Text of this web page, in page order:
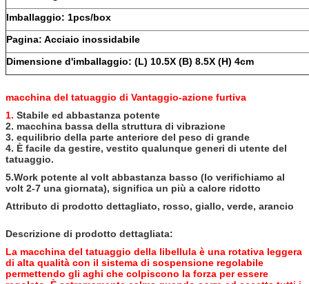
Imballaggio: 1pcs/box
Pagina: Acciaio inossidabile
Dimensione d'imballaggio: (L) 10.5X (B) 8.5X (H) 4cm
macchina del tatuaggio di Vantaggio-azione furtiva
1. Stabile ed abbastanza potente
2. macchina bassa della struttura di vibrazione
3. equilibrio della parte anteriore del peso di grande
4. È facile da gestire, vestito qualunque generi di utente del
tatuaggio.
5.Work potente al volt abbastanza basso (lo verifichiamo al
volt 2-7 una giornata), significa un più a calore ridotto
Attributo di prodotto dettagliato, rosso, giallo, verde, arancio
Descrizione di prodotto dettagliata:
La macchina del tatuaggio della libellula è una rotativa leggera
di alta qualità con il sistema di sospensione regolabile
permettendo gli aghi che colpiscono la forza per essere